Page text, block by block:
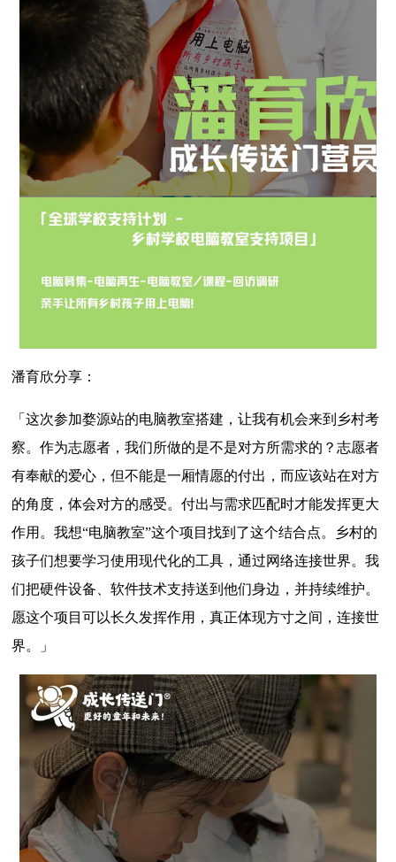
潘育欣分享：
「这次参加婺源站的电脑教室搭建，让我有机会来到乡村考
察。作为志愿者，我们所做的是不是对方所需求的？志愿者
有奉献的爱心，但不能是一厢情愿的付出，而应该站在对方
的角度，体会对方的感受。付出与需求匹配时才能发挥更大
作用。我想“电脑教室”这个项目找到了这个结合点。乡村的
孩子们想要学习使用现代化的工具，通过网络连接世界。我
们把硬件设备、软件技术支持送到他们身边，并持续维护。
愿这个项目可以长久发挥作用，真正体现方寸之间，连接世
界。」